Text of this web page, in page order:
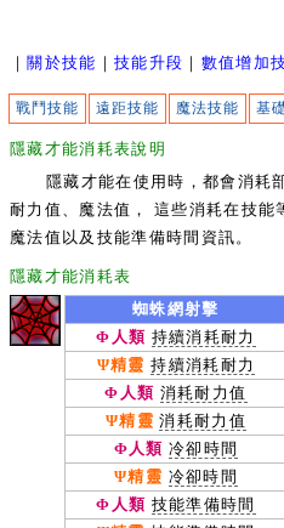
｜ 關於技能 ｜技能升段 ｜ 數值增加
戰鬥技能 遠距技能 魔法技能 基
隱藏才能消耗表說明
隱藏才能在使用時，都會消耗
耐力值、魔法值， 這些消耗在技
魔法值以及技能準備時間資訊。
隱藏才能消耗表
蜘蛛網射擊
Φ人類 持續消耗耐力
Ψ精靈 持續消耗耐力
Φ人類 消耗耐力值
Ψ精靈 消耗耐力值
Φ人類 冷卻時間
Ψ精靈 冷卻時間
Φ人類 技能準備時間